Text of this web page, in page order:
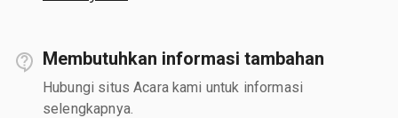
Membutuhkan informasi tambahan
Hubungi situs Acara kami untuk informasi
selengkapnya.